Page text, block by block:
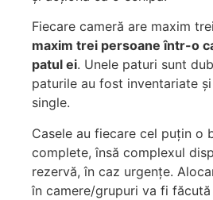
Fiecare cameră are maxim
maxim trei persoane într-o
patul ei. Unele paturi sunt
paturile au fost inventariate
single.
Casele au fiecare cel puțin o
complete, însă complexul
rezervă, în caz urgențe.
în camere/grupuri va fi